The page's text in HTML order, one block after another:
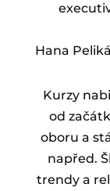
Hana
Kurzy
od
oboru a
napřed.
trendy a